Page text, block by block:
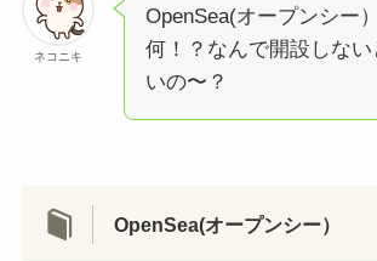
ネコニキ
OpenSea(オープンシー
何！？なんで開設しない
いの〜？
OpenSea(オープンシー）